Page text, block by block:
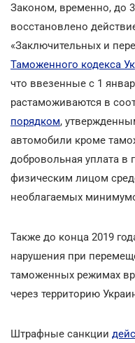
Законом, временно, до
восстановлено
«Заключительных и
Таможенного кодекса
что ввезенные с 1
растаможиваются в
порядком,
автомобили кроме
добровольная уплата в
физическим лицом
необлагаемых
Также до конца 2019
нарушения при
таможенных режимах
через территорию
Штрафные санкции